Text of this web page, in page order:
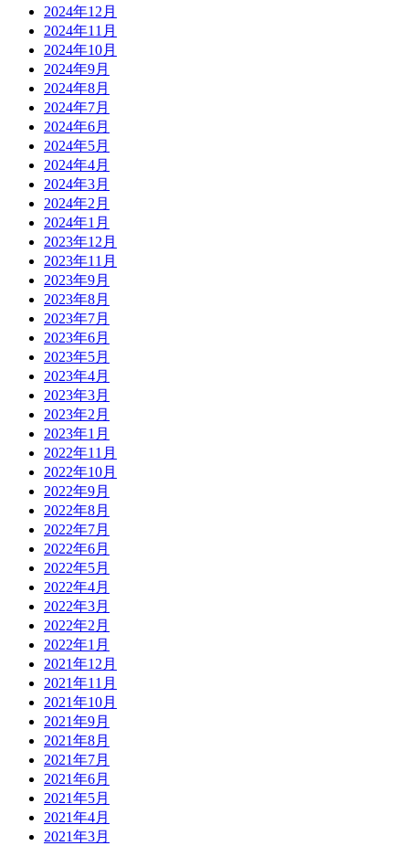
2024年12月
2024年11月
2024年10月
2024年9月
2024年8月
2024年7月
2024年6月
2024年5月
2024年4月
2024年3月
2024年2月
2024年1月
2023年12月
2023年11月
2023年9月
2023年8月
2023年7月
2023年6月
2023年5月
2023年4月
2023年3月
2023年2月
2023年1月
2022年11月
2022年10月
2022年9月
2022年8月
2022年7月
2022年6月
2022年5月
2022年4月
2022年3月
2022年2月
2022年1月
2021年12月
2021年11月
2021年10月
2021年9月
2021年8月
2021年7月
2021年6月
2021年5月
2021年4月
2021年3月